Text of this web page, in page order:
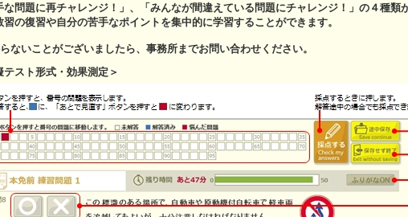
な問題に再チャレンジ！」、「みんなが間違えている問題にチャレンジ！」の４種類
習の復習や自分の苦手なポイントを集中的に学習することができます。
ないことがございましたら、事務所までお問い合わせください。
テスト形式・効果測定＞